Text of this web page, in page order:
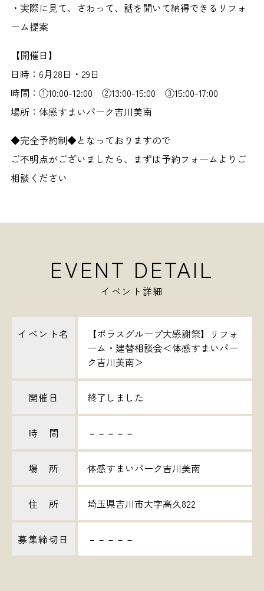
・実際に見て、さわって、話を聞いて納得できるリフォ
ーム提案
【開催日】
日時：6月28日・29日
時間：①10:00-12:00 ②13:00-15:00 ③15:00-17:00
場所：体感すまいパーク吉川美南
◆完全予約制◆となっておりますので
ご不明点がございましたら、まずは予約フォームよりご
相談ください
EVENT DETAIL
イベント詳細
イベント名
【ポラスグループ大感謝祭】リフォ
ーム・建替相談会＜体感すまいパー
ク吉川美南＞
開催日 終了しました
時 間 －－－－－
場 所 体感すまいパーク吉川美南
住 所 埼玉県吉川市大字高久822
募集締切日 －－－－－